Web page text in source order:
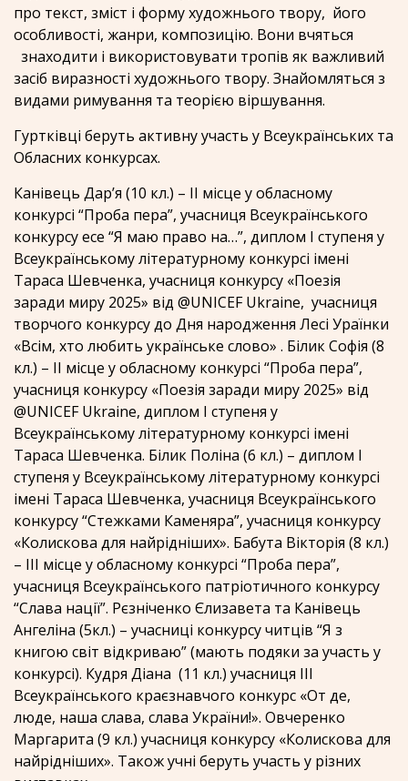
про текст, зміст і форму художнього твору, його
особливості, жанри, композицію. Вони вчяться
знаходити і використовувати тропів як важливий
засіб виразності художнього твору. Знайомляться з
видами римування та теорією віршування.
Гуртківці беруть активну участь у Всеукраїнських та
Обласних конкурсах.
Канівець Дар’я (10 кл.) – ІІ місце у обласному
конкурсі “Проба пера”, учасниця Всеукраїнського
конкурсу есе “Я маю право на…”, диплом І ступеня у
Всеукраїнському літературному конкурсі імені
Тараса Шевченка, учасниця конкурсу «Поезія
заради миру 2025» від @UNICEF Ukraine, учасниця
творчого конкурсу до Дня народження Лесі Ураїнки
«Всім, хто любить українське слово» . Білик Софія (8
кл.) – ІІ місце у обласному конкурсі “Проба пера”,
учасниця конкурсу «Поезія заради миру 2025» від
@UNICEF Ukraine, диплом І ступеня у
Всеукраїнському літературному конкурсі імені
Тараса Шевченка. Білик Поліна (6 кл.) – диплом І
ступеня у Всеукраїнському літературному конкурсі
імені Тараса Шевченка, учасниця Всеукраїнського
конкурсу “Стежками Каменяра”, учасниця конкурсу
«Колискова для найрідніших». Бабута Вікторія (8 кл.)
– ІІІ місце у обласному конкурсі “Проба пера”,
учасниця Всеукраїнського патріотичного конкурсу
“Слава нації”. Рєзніченко Єлизавета та Канівець
Ангеліна (5кл.) – учасниці конкурсу читців “Я з
книгою світ відкриваю” (мають подяки за участь у
конкурсі). Кудря Діана (11 кл.) учасниця ІІІ
Всеукраїнського краєзнавчого конкурс «От де,
люде, наша слава, слава України!». Овчеренко
Маргарита (9 кл.) учасниця конкурсу «Колискова для
найрідніших». Також учні беруть участь у різних